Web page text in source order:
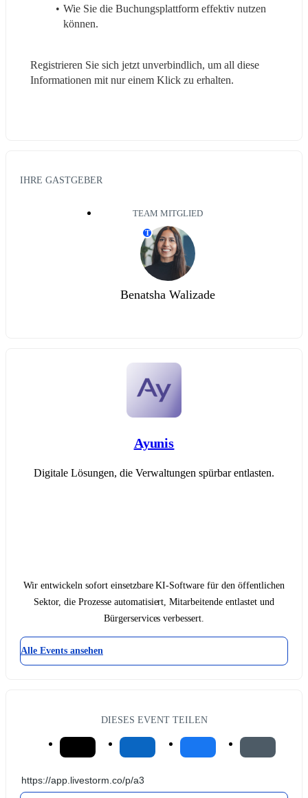
Wie Sie die Buchungsplattform effektiv nutzen
können.
Registrieren Sie sich jetzt unverbindlich, um all diese
Informationen mit nur einem Klick zu erhalten.
IHRE GASTGEBER
TEAM MITGLIED
T
Benatsha Walizade
Ayunis
Digitale Lösungen, die Verwaltungen spürbar entlasten.
Wir entwickeln sofort einsetzbare KI-Software für den öffentlichen
Sektor, die Prozesse automatisiert, Mitarbeitende entlastet und
Bürgerservices verbessert.
Alle Events ansehen
DIESES EVENT TEILEN